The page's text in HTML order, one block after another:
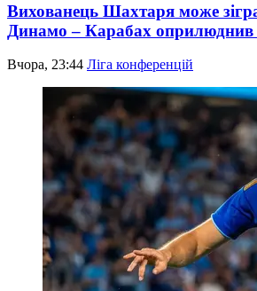
Вихованець Шахтаря може
Динамо – Карабах оприлюднив
Вчора, 23:44 Ліга конференцій